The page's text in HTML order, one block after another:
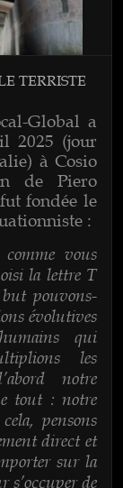
TERRISTE
Global a
2025 (jour
à Cosio
de Piero
fondée le
:
vous
la lettre T
pouvons-
évolutives
qui
les
notre
tout : notre
pensons
direct et
sur la
s’occuper de